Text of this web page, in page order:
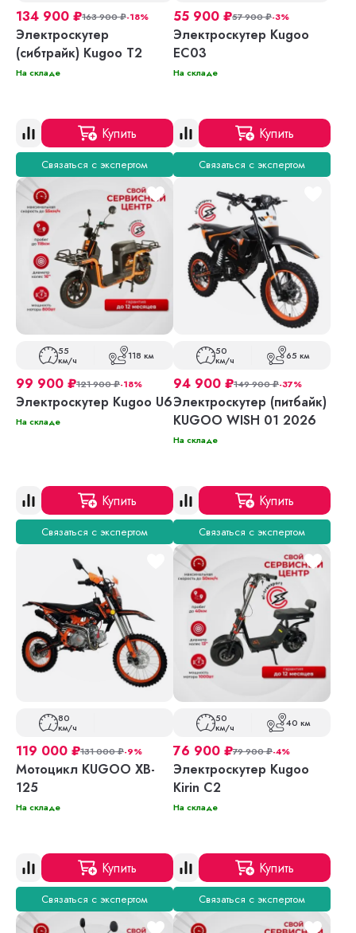
134 900 ₽163 900₽-18%
Электроскутер
(сибтрайк) Kugoo T2
На складе
Купить
Связаться с экспертом
55 900 ₽57 900₽-3%
Электроскутер Kugoo
EC03
На складе
Купить
Связаться с экспертом
55
км/ч 118 км
99 900 ₽121 900₽-18%
Электроскутер Kugoo U6
На складе
Купить
Связаться с экспертом
50
км/ч 65 км
94 900 ₽149 900₽-37%
Электроскутер (питбайк)
KUGOO WISH 01 2026
На складе
Купить
Связаться с экспертом
80
км/ч
119 000 ₽131 000₽-9%
Мотоцикл KUGOO XB-
125
На складе
Купить
Связаться с экспертом
50
км/ч 40 км
76 900 ₽79 900₽-4%
Электроскутер Kugoo
Kirin C2
На складе
Купить
Связаться с экспертом